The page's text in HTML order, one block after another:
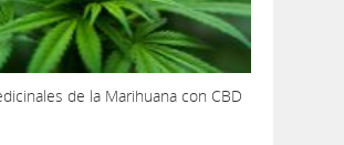
de la Marihuana con CBD